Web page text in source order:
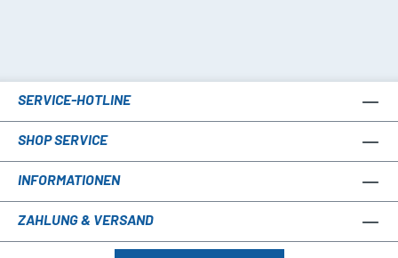
SERVICE-HOTLINE
SHOP SERVICE
INFORMATIONEN
ZAHLUNG & VERSAND